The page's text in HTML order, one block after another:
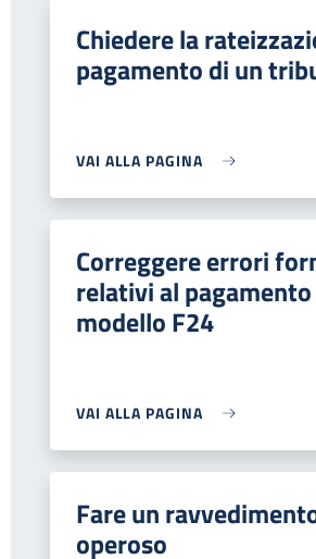
Chiedere la
pagamento di un
VAI ALLA PAGINA
Correggere errori
relativi al
modello F24
VAI ALLA PAGINA
Fare un
operoso